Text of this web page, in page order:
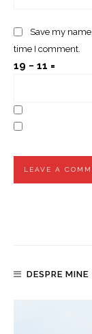
Save my
time I comment.
19 − 11 =
DESPRE MINE